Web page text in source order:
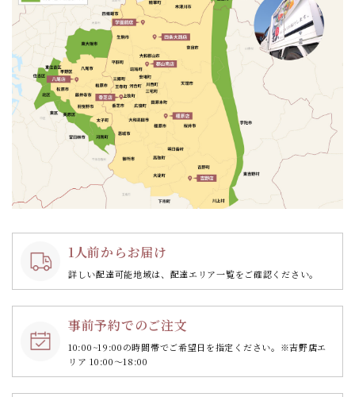
1人前からお届け
詳しい配達可能地域は、配達エリア一覧をご確認ください。
事前予約でのご注文
10:00~19:00の時間帯でご希望日を指定ください。 ※吉野店エ
リア 10:00～18:00